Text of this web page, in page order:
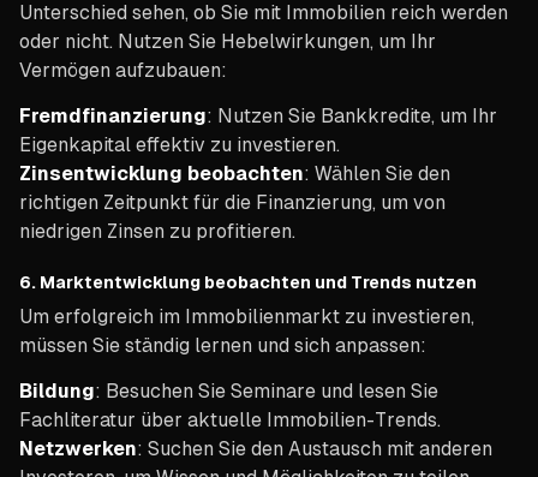
Unterschied sehen, ob Sie mit Immobilien reich werden
oder nicht. Nutzen Sie Hebelwirkungen, um Ihr
Vermögen aufzubauen:
Fremdfinanzierung: Nutzen Sie Bankkredite, um Ihr
Eigenkapital effektiv zu investieren.
Zinsentwicklung beobachten: Wählen Sie den
richtigen Zeitpunkt für die Finanzierung, um von
niedrigen Zinsen zu profitieren.
6. Marktentwicklung beobachten und Trends nutzen
Um erfolgreich im Immobilienmarkt zu investieren,
müssen Sie ständig lernen und sich anpassen:
Bildung: Besuchen Sie Seminare und lesen Sie
Fachliteratur über aktuelle Immobilien-Trends.
Netzwerken: Suchen Sie den Austausch mit anderen